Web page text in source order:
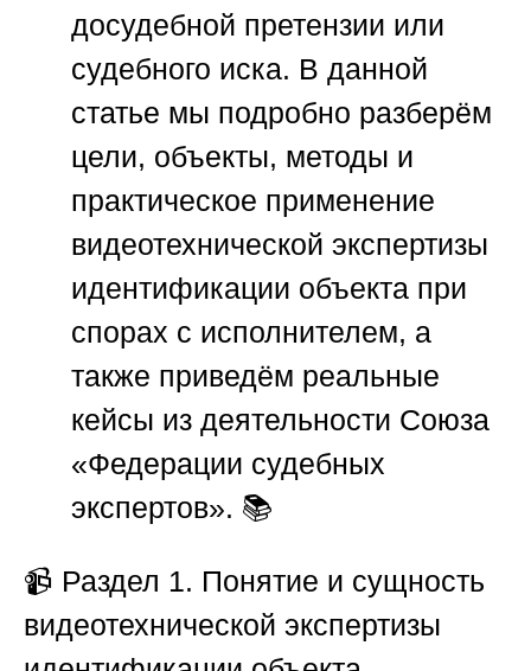
досудебной претензии или
судебного иска. В данной
статье мы подробно разберём
цели, объекты, методы и
практическое применение
видеотехнической экспертизы
идентификации объекта при
спорах с исполнителем, а
также приведём реальные
кейсы из деятельности Союза
«Федерации судебных
экспертов». 📚
📹 Раздел 1. Понятие и сущность
видеотехнической экспертизы